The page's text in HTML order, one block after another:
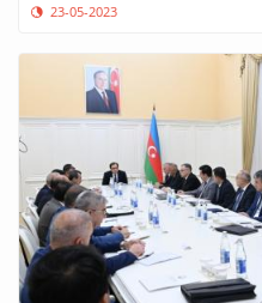
23-05-2023